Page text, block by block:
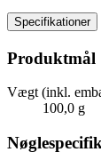
Specifikationer
Produktmål
Vægt (inkl.
100,0 g